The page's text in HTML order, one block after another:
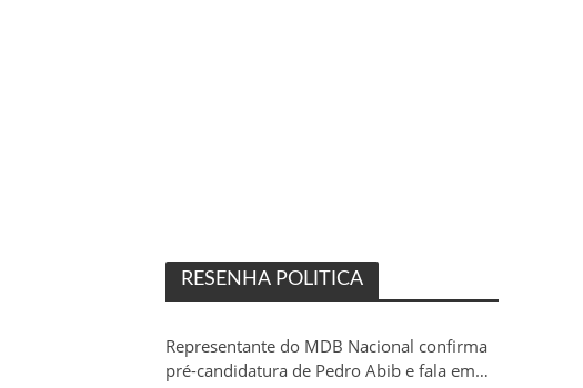
RESENHA POLITICA
Representante do MDB Nacional confirma
pré-candidatura de Pedro Abib e fala em